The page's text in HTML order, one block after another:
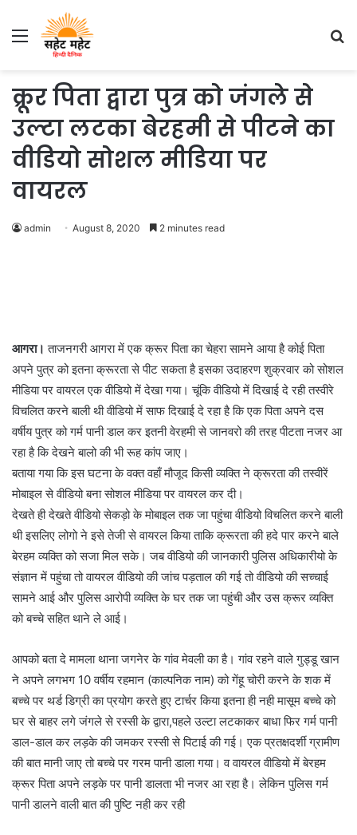
Menu
क्रूर पिता द्वारा पुत्र को जंगले से
उल्टा लटका बेरहमी से पीटने का
वीडियो सोशल मीडिया पर
वायरल
admin August 8, 2020 2 minutes read
आगरा। ताजनगरी आगरा में एक क्रूर पिता का चेहरा सामने आया है कोई पिता
अपने पुत्र को इतना क्रूरता से पीट सकता है इसका उदाहरण शुक्रवार को सोशल
मीडिया पर वायरल एक वीडियो में देखा गया। चूंकि वीडियो में दिखाई दे रही तस्वीरे
विचलित करने बाली थी वीडियो में साफ दिखाई दे रहा है कि एक पिता अपने दस
वर्षीय पुत्र को गर्म पानी डाल कर इतनी वेरहमी से जानवरो की तरह पीटता नजर आ
रहा है कि देखने बालो की भी रूह कांप जाए।
बताया गया कि इस घटना के वक्त वहाँ मौजूद किसी व्यक्ति ने क्रूरता की तस्वीरें
मोबाइल से वीडियो बना सोशल मीडिया पर वायरल कर दी।
देखते ही देखते वीडियो सेकड़ो के मोबाइल तक जा पहुंचा वीडियो विचलित करने बाली
थी इसलिए लोगो ने इसे तेजी से वायरल किया ताकि क्रूरता की हदे पार करने बाले
बेरहम व्यक्ति को सजा मिल सके। जब वीडियो की जानकारी पुलिस अधिकारीयो के
संज्ञान में पहुंचा तो वायरल वीडियो की जांच पड़ताल की गई तो वीडियो की सच्चाई
सामने आई और पुलिस आरोपी व्यक्ति के घर तक जा पहुंची और उस क्रूर व्यक्ति
को बच्चे सहित थाने ले आई।
आपको बता दे मामला थाना जगनेर के गांव मेवली का है। गांव रहने वाले गुड्डू खान
ने अपने लगभग 10 वर्षीय रहमान (काल्पनिक नाम) को गेंहू चोरी करने के शक में
बच्चे पर थर्ड डिग्री का प्रयोग करते हुए टार्चर किया इतना ही नही मासूम बच्चे को
घर से बाहर लगे जंगले से रस्सी के द्वारा,पहले उल्टा लटकाकर बाधा फिर गर्म पानी
डाल-डाल कर लड़के की जमकर रस्सी से पिटाई की गई। एक प्रतक्षदर्शी ग्रामीण
की बात मानी जाए तो बच्चे पर गरम पानी डाला गया। व वायरल वीडियो में बेरहम
क्रूर पिता अपने लड़के पर पानी डालता भी नजर आ रहा है। लेकिन पुलिस गर्म
पानी डालने वाली बात की पुष्टि नही कर रही